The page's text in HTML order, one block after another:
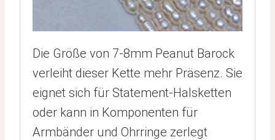
Die Größe von 7-8mm Peanut Barock
verleiht dieser Kette mehr Präsenz. Sie
eignet sich für Statement-Halsketten
oder kann in Komponenten für
Armbänder und Ohrringe zerlegt